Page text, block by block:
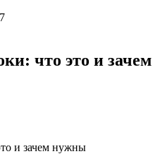
что это и зачем
и зачем нужны